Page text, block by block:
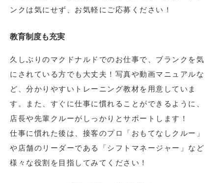
ンクは気にせず、お気軽にご応募ください！
教育制度も充実
久しぶりのマクドナルドでのお仕事で、ブランクを気
にされている方でも大丈夫！写真や動画マニュアルな
ど、分かりやすいトレーニング教材を用意していま
す。また、すぐに仕事に慣れることができるように、
店長や先輩クルーがしっかりとサポートします！
仕事に慣れた後は、接客のプロ「おもてなしクルー」
や店舗のリーダーである「シフトマネージャー」など
様々な役割を目指してみてください！